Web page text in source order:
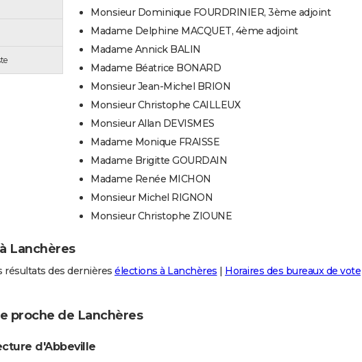
Monsieur Dominique FOURDRINIER, 3ème adjoint
Madame Delphine MACQUET, 4ème adjoint
Madame Annick BALIN
Madame Béatrice BONARD
Monsieur Jean-Michel BRION
Monsieur Christophe CAILLEUX
Monsieur Allan DEVISMES
Madame Monique FRAISSE
Madame Brigitte GOURDAIN
Madame Renée MICHON
Monsieur Michel RIGNON
Monsieur Christophe ZIOUNE
Lanchères
résultats des dernières élections à Lanchères | Horaires des bureaux de vote
proche de Lanchères
d'Abbeville